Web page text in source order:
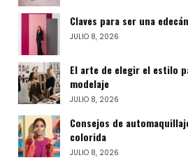
Claves para ser una
JULIO 8, 2026
El arte de elegir el estilo
modelaje
JULIO 8, 2026
Consejos de
colorida
JULIO 8, 2026